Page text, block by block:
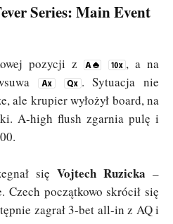
Series: Main Event
pozycji z
, a na
. Sytuacja nie
ale krupier wyłożył board, na
A-high flush zgarnia pulę i
się Vojtech Ruzicka –
Czech początkowo skrócił się
zagrał 3-bet all-in z AQ i